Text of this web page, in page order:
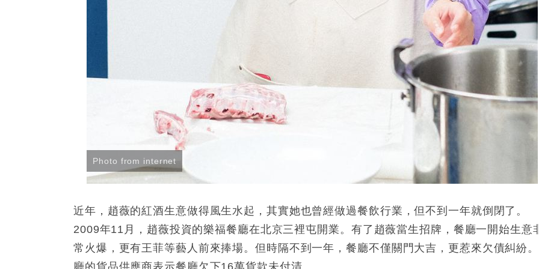
Photo from internet
近年，趙薇的紅酒生意做得風生水起，其實她也曾經做過餐飲行業，但不到一年就倒閉了。
2009年11月，趙薇投資的樂福餐廳在北京三裡屯開業。有了趙薇當生招牌，餐廳一開始生意
常火爆，更有王菲等藝人前來捧場。但時隔不到一年，餐廳不僅關門大吉，更惹來欠債糾紛
廳的貨品供應商表示餐廳欠下16萬貨款未付清。